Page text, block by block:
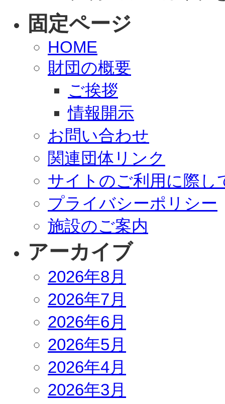
固定ページ
HOME
財団の概要
ご挨拶
情報開示
お問い合わせ
関連団体リンク
サイトのご利用に際し
プライバシーポリシー
施設のご案内
アーカイブ
2026年8月
2026年7月
2026年6月
2026年5月
2026年4月
2026年3月